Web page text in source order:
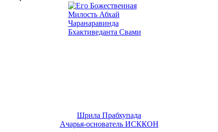
Шрила Прабхупада
Ачарья-основатель ИСККОН